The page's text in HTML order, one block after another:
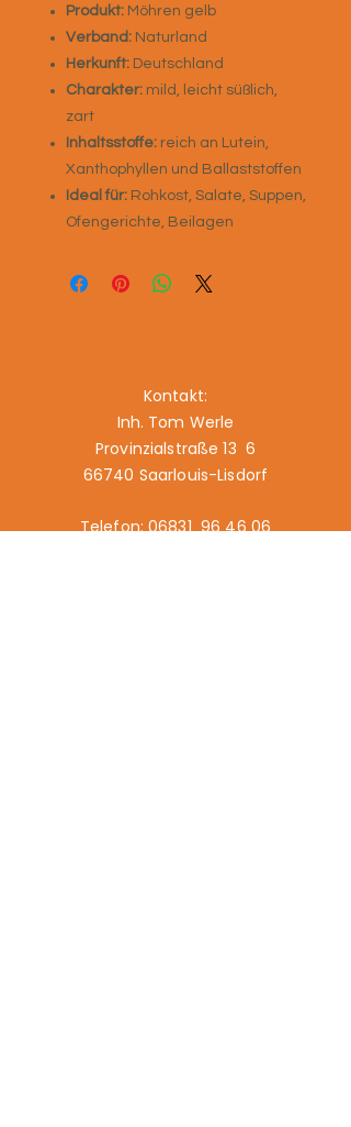
Produkt: Möhren gelb
Verband: Naturland
Herkunft: Deutschland
Charakter: mild, leicht süßlich,
zart
Inhaltsstoffe: reich an Lutein,
Xanthophyllen und Ballaststoffen
Ideal für: Rohkost, Salate, Suppen,
Ofengerichte, Beilagen
Kontakt:
Inh. Tom Werle
Provinzialstraße 13 6
66740 Saarlouis-Lisdorf
Telefon: 06831 96 46 06